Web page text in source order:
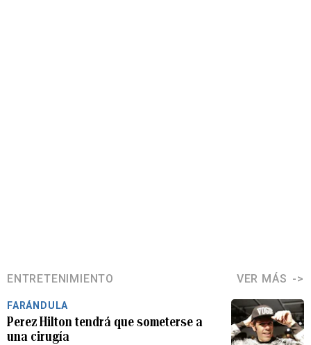
ENTRETENIMIENTO VER MÁS
FARÁNDULA
Perez Hilton tendrá que someterse a
una cirugía